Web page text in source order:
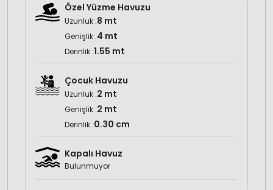
sunduğu ücretsiz Wi-Fi bağlantısı ile misafirler, tatilleri
boyunca çevrim içi kalabilirler.
Özel Yüzme Havuzu
Uzunluk :8 mt
Genişlik :4 mt
Derinlik :1.55 mt
Çocuk Havuzu
Uzunluk :2 mt
Genişlik :2 mt
Derinlik :0.30 cm
Kapalı Havuz
Bulunmuyor